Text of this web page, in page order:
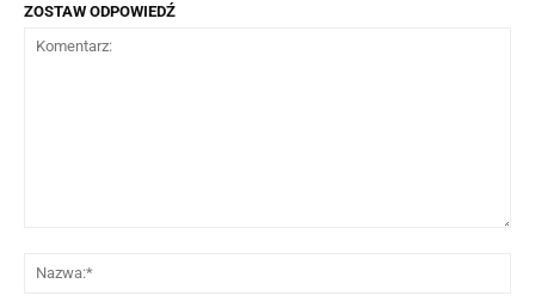
ZOSTAW ODPOWIEDŹ